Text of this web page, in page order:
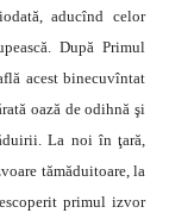
aducînd celor
După Primul
acest binecuvîntat
oază de odihnă şi
La noi în ţară,
tămăduitoare, la
primul izvor